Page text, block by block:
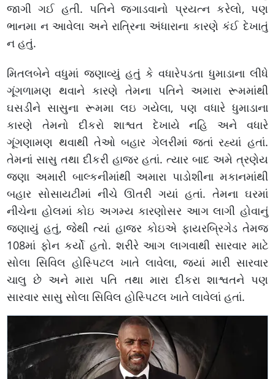
જાગી ગઈ હતી. પતિને જગાડવાનો પ્રયત્ન કરેલો, પણ
ભાનમા ન આવેલા અને રાત્રિના અંધારાના કારણે કંઈ દેખાતું
ન હતું.
મિતલબેને વધુમાં જણાવ્યું હતું કે વધારેપડતા ધુમાડાના લીધે
ગૂંગળામણ થવાને કારણે તેમના પતિને અમારા રૂમમાંથી
ઘસડીને સાસુના રૂમમા લઇ ગયેલા, પણ વધારે ધુમાડાના
કારણે તેમનો દીકરો શાશ્વત દેખાયે નહિ અને વધારે
ગૂંગણામણ થવાથી તેઓ બહાર ગેલરીમાં જતાં રહ્યાં હતાં.
તેમનાં સાસુ તથા દીકરી હાજર હતાં. ત્યાર બાદ અમે ત્રણેય
જણા અમારી બાલ્કનીમાંથી અમારા પાડોશીના મકાનમાંથી
બહાર સોસાયટીમાં નીચે ઊતરી ગયાં હતાં. તેમના ઘરમાં
નીચેના હોલમાં કોઇ અગમ્ય કારણોસર આગ લાગી હોવાનું
જણાયું હતું, જેથી ત્યાં હાજર કોઇએ ફાયરબ્રિગેડ તેમજ
108માં ફોન કર્યો હતો. શરીરે આગ લાગવાથી સારવાર માટે
સોલા સિવિલ હોસ્પિટલ ખાતે લાવેલા, જ્યાં મારી સારવાર
ચાલુ છે અને મારા પતિ તથા મારા દીકરા શાશ્વતને પણ
સારવાર સાસુ સોલા સિવિલ હોસ્પિટલ ખાતે લાવેલાં હતાં.